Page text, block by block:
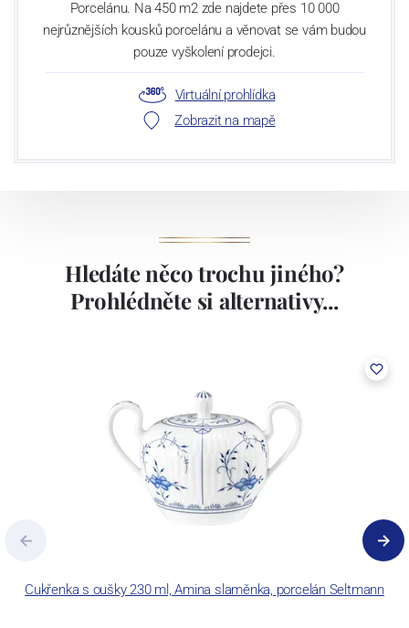
Porcelánu. Na 450 m2 zde najdete přes 10 000
nejrůznějších kousků porcelánu a věnovat se vám budou
pouze vyškolení prodejci.
Virtuální prohlídka
Zobrazit na mapě
Hledáte něco trochu jiného?
Prohlédněte si alternativy...
Cukřenka s oušky 230 ml, Amina slaměnka, porcelán Seltmann